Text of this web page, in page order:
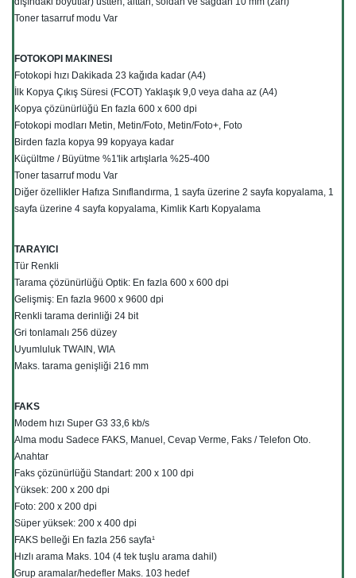
Toner tasarruf modu Var
FOTOKOPI MAKINESI
Fotokopi hızı Dakikada 23 kağıda kadar (A4)
İlk Kopya Çıkış Süresi (FCOT) Yaklaşık 9,0 veya daha az (A4)
Kopya çözünürlüğü En fazla 600 x 600 dpi
Fotokopi modları Metin, Metin/Foto, Metin/Foto+, Foto
Birden fazla kopya 99 kopyaya kadar
Küçültme / Büyütme %1'lik artışlarla %25-400
Toner tasarruf modu Var
Diğer özellikler Hafıza Sınıflandırma, 1 sayfa üzerine 2 sayfa kopyalama, 1
sayfa üzerine 4 sayfa kopyalama, Kimlik Kartı Kopyalama
TARAYICI
Tür Renkli
Tarama çözünürlüğü Optik: En fazla 600 x 600 dpi
Gelişmiş: En fazla 9600 x 9600 dpi
Renkli tarama derinliği 24 bit
Gri tonlamalı 256 düzey
Uyumluluk TWAIN, WIA
Maks. tarama genişliği 216 mm
FAKS
Modem hızı Super G3 33,6 kb/s
Alma modu Sadece FAKS, Manuel, Cevap Verme, Faks / Telefon Oto.
Anahtar
Faks çözünürlüğü Standart: 200 x 100 dpi
Yüksek: 200 x 200 dpi
Foto: 200 x 200 dpi
Süper yüksek: 200 x 400 dpi
FAKS belleği En fazla 256 sayfa¹
Hızlı arama Maks. 104 (4 tek tuşlu arama dahil)
Grup aramalar/hedefler Maks. 103 hedef